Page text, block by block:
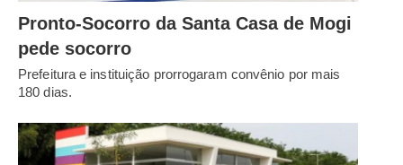
Pronto-Socorro da Santa Casa de Mogi
pede socorro
Prefeitura e instituição prorrogaram convênio por mais
180 dias.